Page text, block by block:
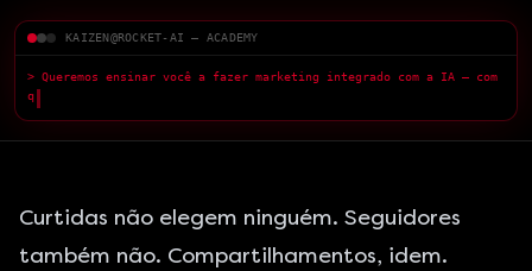
KAIZEN@ROCKET-AI — ACADEMY
> Queremos ensinar você a fazer marketing integrado com a IA — com
qualidade superior.
Curtidas não elegem ninguém. Seguidores
também não. Compartilhamentos, idem.